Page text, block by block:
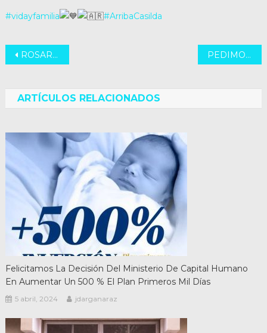
#vidayfamilia #ArribaCasilda
Navegación
entradas
ROSARIO – BARRIO ZONA SUR “LAS FLORES” PEDIMOS APERTURA DE COMEDORES
ARTÍCULOS RELACIONADOS
Felicitamos La Decisión Del Ministerio De Capital Humano
En Aumentar Un 500 % El Plan Primeros Mil Días
5 abril, 2024 jdarganaraz